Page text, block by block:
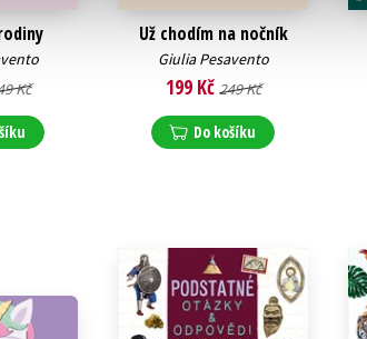
Kč
Už chodím na nočník
Giulia Pesavento
199 Kč 249 Kč
Do košíku